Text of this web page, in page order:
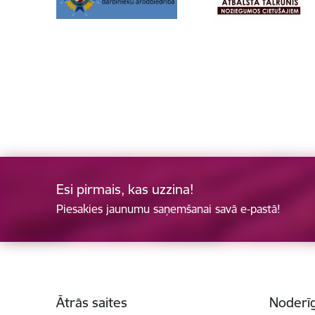
Esi pirmais, kas uzzina!
Piesakies jaunumu saņemšanai savā e-pastā!
Ātrās saites